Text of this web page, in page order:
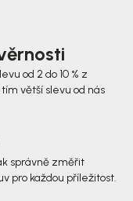
od 2 do 10 % z
větší slevu od nás
správně změřit
pro každou příležitost.